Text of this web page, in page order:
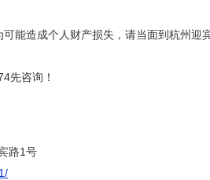
能造成个人财产损失，请当面到杭州迎
先咨询！
路1号